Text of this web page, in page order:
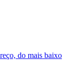
do mais baixo